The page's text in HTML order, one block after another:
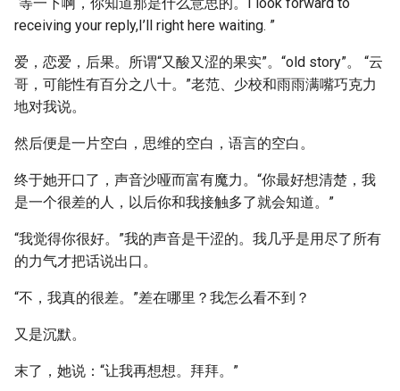
receiving your reply,I’ll right here waiting. ”
爱，恋爱，后果。所谓“又酸又涩的果实”。“old story”。 “云
哥，可能性有百分之八十。”老范、少校和雨雨满嘴巧克力
地对我说。
然后便是一片空白，思维的空白，语言的空白。
终于她开口了，声音沙哑而富有魔力。“你最好想清楚，我
是一个很差的人，以后你和我接触多了就会知道。”
“我觉得你很好。”我的声音是干涩的。我几乎是用尽了所有
的力气才把话说出口。
“不，我真的很差。”差在哪里？我怎么看不到？
又是沉默。
末了，她说：“让我再想想。拜拜。”